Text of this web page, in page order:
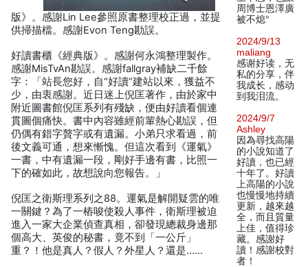
版》。感謝Lin Lee參照原書整理校正過，並提
供掃描檔。感謝Evon Teng勘誤。
好讀書櫃《經典版》。感謝何永鴻整理製作。
感謝MisTvAn勘誤。感謝fallgray補缺二千餘
字：「站長您好，自“好讀”建站以來，獲益不
少，由衷感謝。近日迷上倪匡著作，由於家中
附近圖書館倪匡系列有殘缺，便由好讀看個連
貫圖個痛快。書中內容雖經前輩熱心勘誤，但
仍偶有錯字贅字或有遺漏。小弟只求看過，前
後文義可通，想來慚愧。但這次看到《運氣》
一書，中有遺漏一段，剛好手邊有書，比照一
下的確如此，故想說向您報告。」
倪匡之衛斯理系列之88。運氣是解開疑雲的唯
一關鍵？為了一樁唆使殺人事件，衛斯理被迫
進入一家大企業偵查真相，卻發現總裁身邊那
個高大、英俊的秘書，竟不到「一公斤」
重？！他是真人？假人？外星人？還是……
周博士恩澤廣
被不熄°
2024/9/13
maliang
感谢好读，无
私的分享，伴
我成长，感动
到我泪流。
2024/9/7
Ashley
因為尋找高陽
的小說知道了
好讀，也已經
十年了。好讀
上高陽的小說
也慢慢地持續
更新，越來越
全，而且質量
上佳，值得珍
藏。感謝好
讀！感謝校對
者！